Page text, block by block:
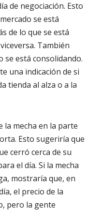
de negociación. Esto
se está
de lo que se está
También
se está consolidando.
una indicación de si
tienda al alza o a la
la mecha en la parte
Esto sugeriría que
cerró cerca de su
el día. Si la mecha
mostraría que, en
el precio de la
pero la gente